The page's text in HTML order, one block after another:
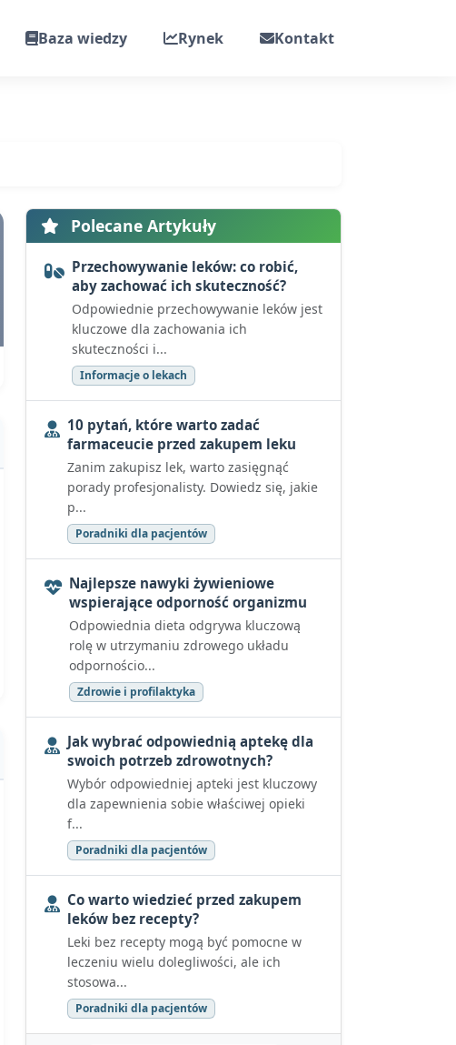
Baza wiedzy Rynek Kontakt
Polecane Artykuły
Przechowywanie leków: co robić,
aby zachować ich skuteczność?
Odpowiednie przechowywanie leków jest
kluczowe dla zachowania ich
skuteczności i...
Informacje o lekach
10 pytań, które warto zadać
farmaceucie przed zakupem leku
Zanim zakupisz lek, warto zasięgnąć
porady profesjonalisty. Dowiedz się, jakie
p...
Poradniki dla pacjentów
Najlepsze nawyki żywieniowe
wspierające odporność organizmu
Odpowiednia dieta odgrywa kluczową
rolę w utrzymaniu zdrowego układu
odpornościo...
Zdrowie i profilaktyka
Jak wybrać odpowiednią aptekę dla
swoich potrzeb zdrowotnych?
Wybór odpowiedniej apteki jest kluczowy
dla zapewnienia sobie właściwej opieki
f...
Poradniki dla pacjentów
Co warto wiedzieć przed zakupem
leków bez recepty?
Leki bez recepty mogą być pomocne w
leczeniu wielu dolegliwości, ale ich
stosowa...
Poradniki dla pacjentów